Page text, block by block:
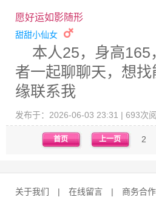
愿好运如影随形
甜甜小仙女
本人25，身高
者一起聊聊天，想
缘联系我
发布于：2026-06-03 23:31 | 693次
首页 上一页 2
关于我们 | 在线留言 | 商务合作